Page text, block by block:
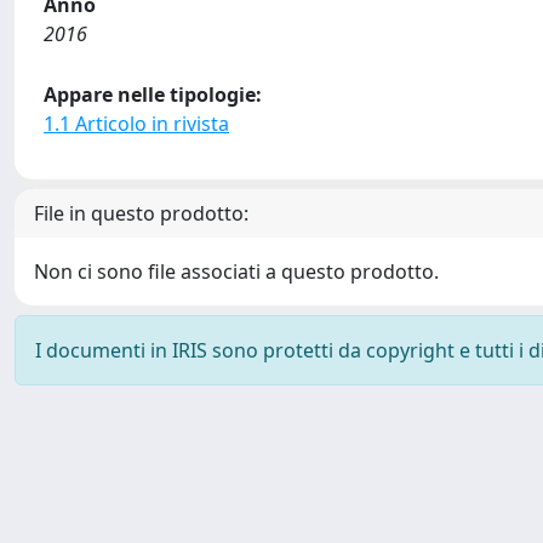
2016
Appare nelle tipologie:
1.1 Articolo in rivista
File in questo prodotto:
Non ci sono file associati a questo prodotto.
I documenti in IRIS sono protetti da copyright e tutti i